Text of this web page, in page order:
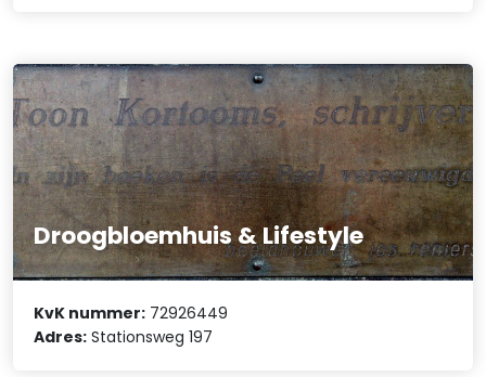
Droogbloemhuis & Lifestyle
KvK nummer: 72926449
Adres: Stationsweg 197